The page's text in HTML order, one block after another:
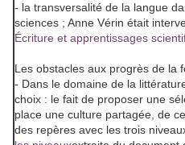
- la transversalité de la langue
sciences ; Anne Vérin était
Écriture et apprentissages
Les obstacles aux progrès de la
- Dans le domaine de la
choix : le fait de proposer une
place une culture partagée, de
des repères avec les trois